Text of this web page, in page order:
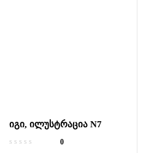
იგი, ილუსტრაცია N7
0